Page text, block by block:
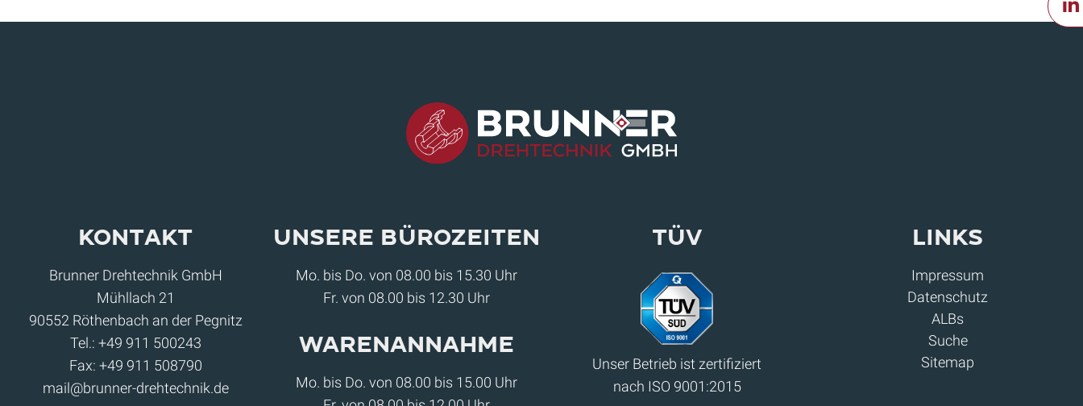
Kontakt
Brunner Drehtechnik GmbH
Mühllach 21
90552 Röthenbach an der Pegnitz
Tel.: +49 911 500243
Fax: +49 911 508790
mail@brunner-drehtechnik.de
Unsere Bürozeiten
Mo. bis Do. von 08.00 bis 15.30 Uhr
Fr. von 08.00 bis 12.30 Uhr
Warenannahme
Mo. bis Do. von 08.00 bis 15.00 Uhr
Tüv
Unser Betrieb ist zertifiziert
nach ISO 9001:2015
Links
Impressum
Datenschutz
ALBs
Suche
Sitemap